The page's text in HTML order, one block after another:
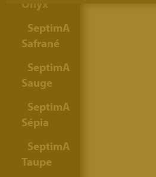
Onyx
SeptimA
Safrané
SeptimA
Sauge
SeptimA
Sépia
SeptimA
Taupe